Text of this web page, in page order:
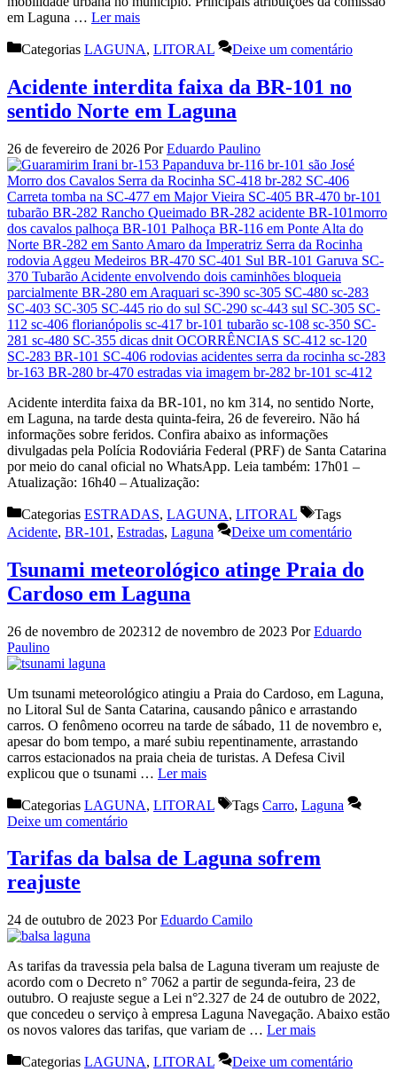
em Laguna … Ler mais
Categorias LAGUNA, LITORAL Deixe um comentário
Acidente interdita faixa da BR-101 no
sentido Norte em Laguna
26 de fevereiro de 2026 PorEduardo Paulino
Acidente interdita faixa da BR-101, no km 314, no sentido Norte,
em Laguna, na tarde desta quinta-feira, 26 de fevereiro. Não há
informações sobre feridos. Confira abaixo as informações
divulgadas pela Polícia Rodoviária Federal (PRF) de Santa Catarina
por meio do canal oficial no WhatsApp. Leia também: 17h01 –
Atualização: 16h40 – Atualização:
Categorias ESTRADAS, LAGUNA, LITORAL
Tags
Acidente, BR-101 , Estradas, Laguna Deixe um comentário
Tsunami meteorológico atinge Praia do
Cardoso em Laguna
26 de novembro de 202312 de novembro de 2023 PorEduardo
Paulino
Um tsunami meteorológico atingiu a Praia do Cardoso, em Laguna,
no Litoral Sul de Santa Catarina, causando pânico e arrastando
carros. O fenômeno ocorreu na tarde de sábado, 11 de novembro e,
apesar do bom tempo, a maré subiu repentinamente, arrastando
carros estacionados na praia cheia de turistas. A Defesa Civil
explicou que o tsunami … Ler mais
Categorias LAGUNA, LITORAL Tags Carro, Laguna
Deixe um comentário
Tarifas da balsa de Laguna sofrem
reajuste
24 de outubro de 2023 PorEduardo Camilo
As tarifas da travessia pela balsa de Laguna tiveram um reajuste de
acordo com o Decreto n° 7062 a partir de segunda-feira, 23 de
outubro. O reajuste segue a Lei n°2.327 de 24 de outubro de 2022,
que concedeu o serviço à empresa Laguna Navegação. Abaixo estão
os novos valores das tarifas, que variam de … Ler mais
Categorias LAGUNA, LITORAL Deixe um comentário